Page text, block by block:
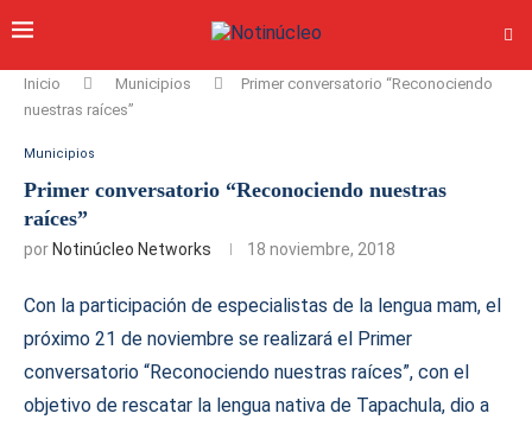
Inicio Municipios
Primer conversatorio “Reconociendo
nuestras raíces”
Municipios
Primer conversatorio “Reconociendo nuestras
raíces”
por Notinúcleo Networks 18 noviembre, 2018
Con la participación de especialistas de la lengua mam, el
próximo 21 de noviembre se realizará el Primer
conversatorio “Reconociendo nuestras raíces”, con el
objetivo de rescatar la lengua nativa de Tapachula, dio a